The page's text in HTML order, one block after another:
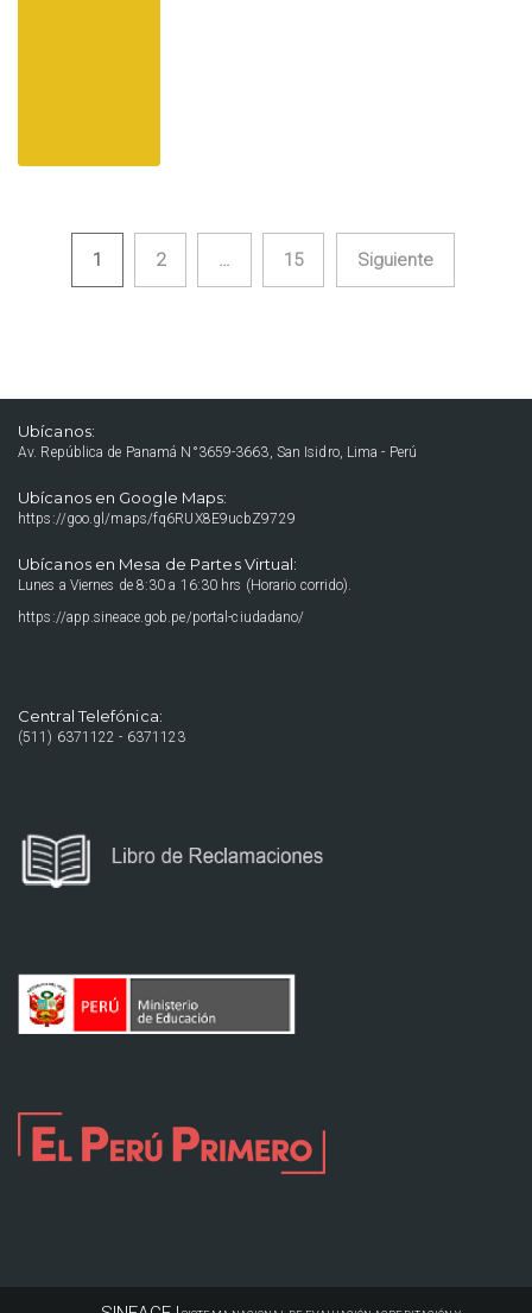
Navegación de entradas
1 2 … 15 Siguiente
Ubícanos:
Av. República de Panamá N°3659-3663, San Isidro, Lima - Perú
Ubícanos en Google Maps:
https://goo.gl/maps/fq6RUX8E9ucbZ9729
Ubícanos en Mesa de Partes Virtual:
Lunes a Viernes de 8:30 a 16:30 hrs (Horario corrido).
https://app.sineace.gob.pe/portal-ciudadano/
Central Telefónica:
(511) 6371122 - 6371123